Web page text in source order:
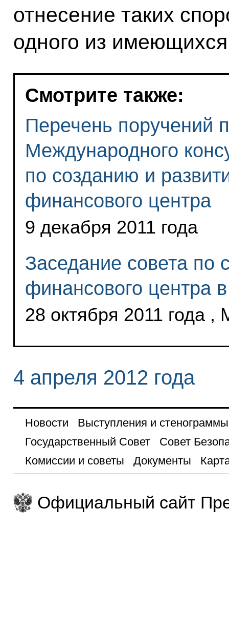
отнесение таких
одного из
Смотрите также:
Перечень поручений
Международного
по созданию и
финансового центра
9 декабря 2011 года
Заседание совета по
финансового центра
28 октября 2011 года ,
4 апреля 2012 года
Новости
Выступления и стенограммы
Государственный Совет
Совет
Комиссии и советы
Документы
Официальный сайт